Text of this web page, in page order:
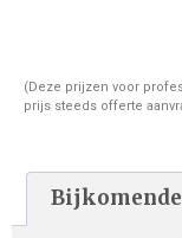
(Deze prijzen voor
prijs steeds offerte